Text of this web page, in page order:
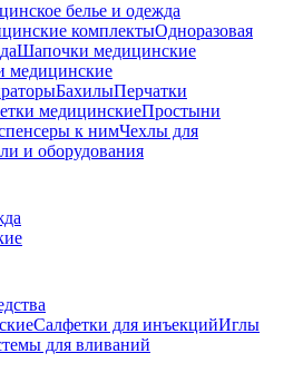
белье и одежда
комплектыОдноразовая
Шапочки медицинские
медицинские
БахилыПерчатки
медицинскиеПростыни
к нимЧехлы для
и оборудования
Салфетки для инъекцийИглы
для вливаний